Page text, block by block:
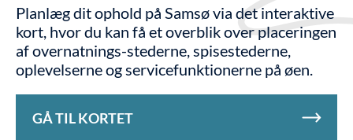
Planlæg dit ophold på Samsø via det interaktive
kort, hvor du kan få et overblik over placeringen
af overnatnings-stederne, spisestederne,
oplevelserne og servicefunktionerne på øen.
GÅ TIL KORTET